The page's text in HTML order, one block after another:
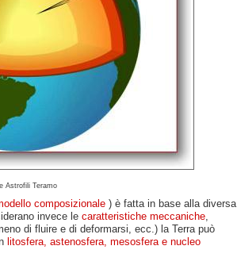
Astrofili Teramo
composizionale) è fatta in base alla diversa
invece le caratteristiche meccaniche,
di fluire e di deformarsi, ecc.) la Terra può
litosfera, astenosfera, mesosfera e nucleo